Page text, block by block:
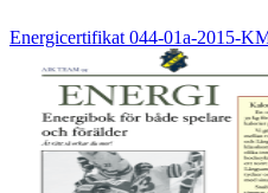
Energicertifikat 044-01a-2015-